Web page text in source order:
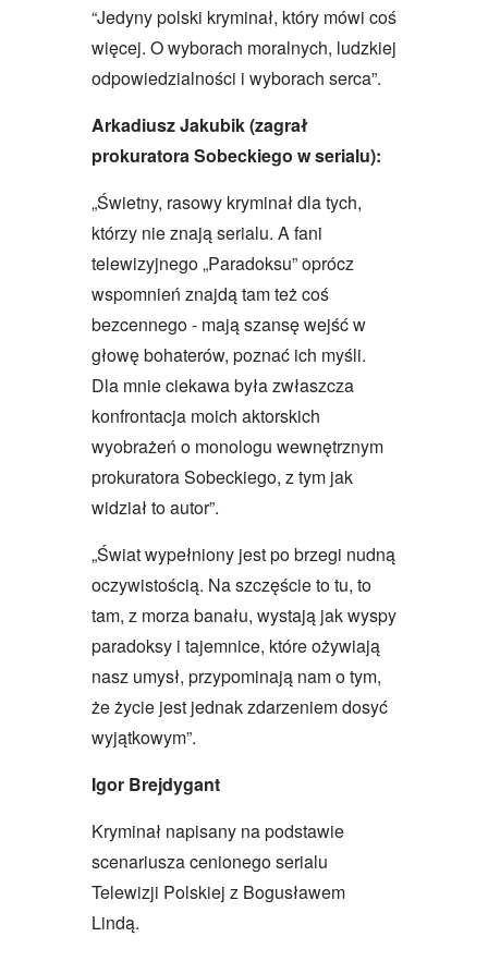
“Jedyny polski kryminał, który mówi coś
więcej. O wyborach moralnych, ludzkiej
odpowiedzialności i wyborach serca”.
Arkadiusz Jakubik (zagrał
prokuratora Sobeckiego w serialu):
„Świetny, rasowy kryminał dla tych,
którzy nie znają serialu. A fani
telewizyjnego „Paradoksu” oprócz
wspomnień znajdą tam też coś
bezcennego - mają szansę wejść w
głowę bohaterów, poznać ich myśli.
Dla mnie ciekawa była zwłaszcza
konfrontacja moich aktorskich
wyobrażeń o monologu wewnętrznym
prokuratora Sobeckiego, z tym jak
widział to autor”.
„Świat wypełniony jest po brzegi nudną
oczywistością. Na szczęście to tu, to
tam, z morza banału, wystają jak wyspy
paradoksy i tajemnice, które ożywiają
nasz umysł, przypominają nam o tym,
że życie jest jednak zdarzeniem dosyć
wyjątkowym”.
Igor Brejdygant
Kryminał napisany na podstawie
scenariusza cenionego serialu
Telewizji Polskiej z Bogusławem
Lindą.